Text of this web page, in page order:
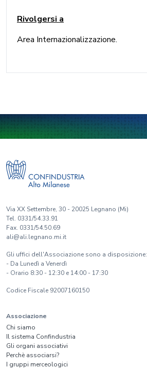
Rivolgersi a
Area Internazionalizzazione.
Via XX Settembre, 30 - 20025 Legnano (Mi)
Tel. 0331/54.33.91
Fax. 0331/54.50.69
ali@ali.legnano.mi.it
Gli uffici dell'Associazione sono a disposizione:
- Da Lunedì a Venerdì
- Orario 8:30 - 12:30 e 14:00 - 17:30
Codice Fiscale 92007160150
Associazione
Chi siamo
Il sistema Confindustria
Gli organi associativi
Perchè associarsi?
I gruppi merceologici